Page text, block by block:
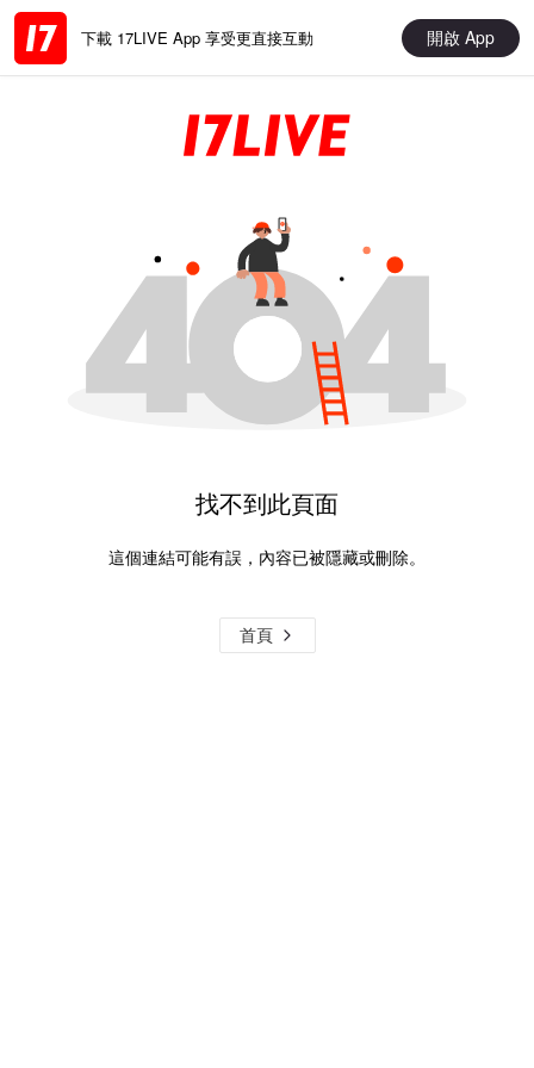
下載 17LIVE App 享受更直接互動 開啟 App
找不到此頁面
這個連結可能有誤，內容已被隱藏或刪除。
首頁